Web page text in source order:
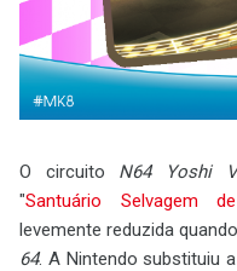
O circuito N64 Yoshi
"Santuário Selvagem
levemente reduzida
64. A Nintendo substituiu